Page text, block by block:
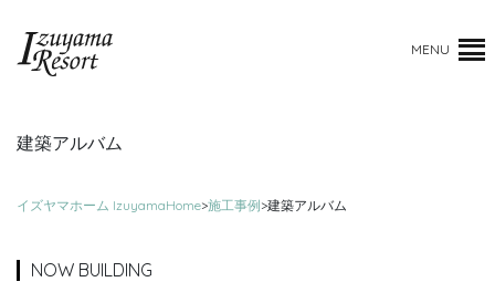
MENU
建築アルバム
イズヤマホーム IzuyamaHome>施工事例>建築アルバム
NOW BUILDING